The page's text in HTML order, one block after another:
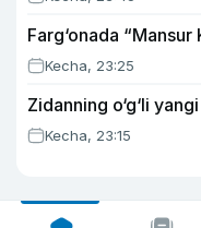
Farg‘onada
Kecha, 23:25
Zidanning o‘g‘li
Kecha, 23:15